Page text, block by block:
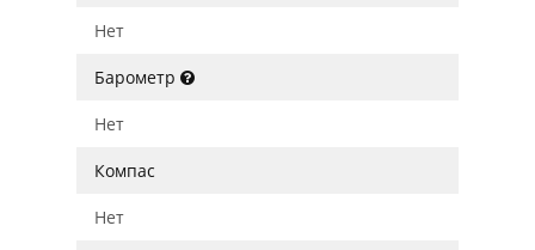
Нет
Барометр
Нет
Компас
Нет